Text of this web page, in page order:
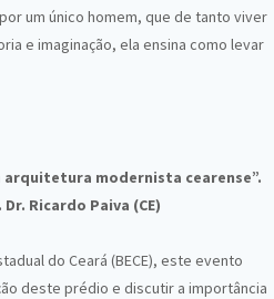
um único homem, que de tanto viver
e imaginação, ela ensina como levar
arquitetura modernista cearense”.
Ricardo Paiva (CE)
do Ceará (BECE), este evento
deste prédio e discutir a importância